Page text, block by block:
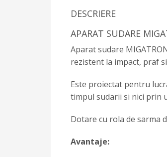
DESCRIERE
APARAT SUDARE
Aparat sudare
rezistent la impact, praf
Este proiectat pentru
timpul sudarii si nici prin
Dotare cu rola de sarma
Avantaje: